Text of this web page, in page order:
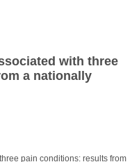
with three
a nationally
pain conditions: results from